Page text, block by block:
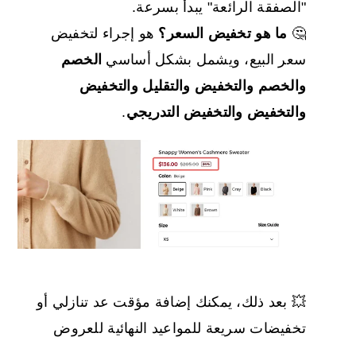
"الصفقة الرائعة" يبدأ بسرعة.
🤔 ما هو تخفيض السعر؟ هو إجراء لتخفيض
سعر البيع، ويشمل بشكل أساسي الخصم
والخصم والتخفيض والتقليل والتخفيض
والتخفيض والتخفيض التدريجي.
💥 بعد ذلك، يمكنك إضافة مؤقت عد تنازلي أو
تخفيضات سريعة للمواعيد النهائية للعروض